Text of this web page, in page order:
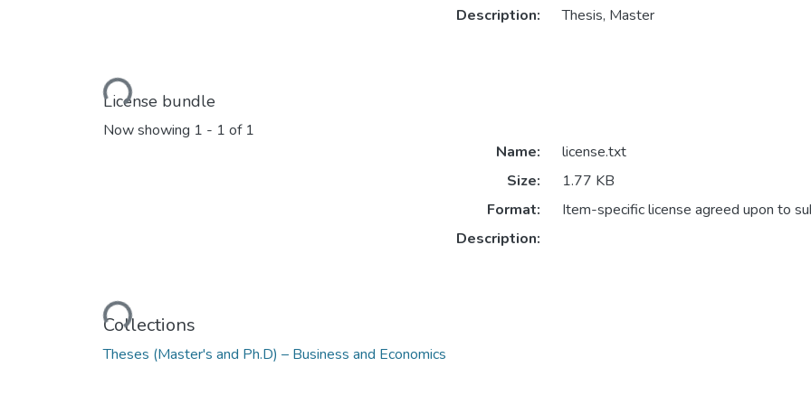
Loading...
Description:
Thesis, Master
License bundle
Now showing 1 - 1 of 1
Loading...
Name:
license.txt
Size:
1.77 KB
Format:
Item-specific license agreed upon to
Description:
Collections
Theses (Master's and Ph.D) – Business and Economics